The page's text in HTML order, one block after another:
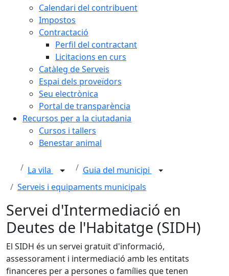
Calendari del contribuent
Impostos
Contractació
Perfil del contractant
Licitacions en curs
Catàleg de Serveis
Espai dels proveïdors
Seu electrònica
Portal de transparència
Recursos per a la ciutadania
Cursos i tallers
Benestar animal
La vila
Guia del municipi
Serveis i equipaments municipals
Servei d'Intermediació en
Deutes de l'Habitatge (SIDH)
El SIDH és un servei gratuït d'informació,
assessorament i intermediació amb les entitats
financeres per a persones o famílies que tenen